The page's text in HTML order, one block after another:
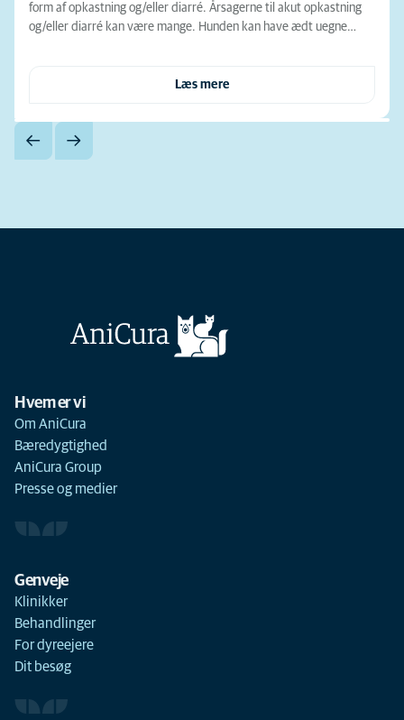
form af opkastning og/eller diarré. Årsagerne til akut opkastning
og/eller diarré kan være mange. Hunden kan have ædt uegne…
Læs mere
Hvem er vi
Om AniCura
Bæredygtighed
AniCura Group
Presse og medier
Genveje
Klinikker
Behandlinger
For dyreejere
Dit besøg